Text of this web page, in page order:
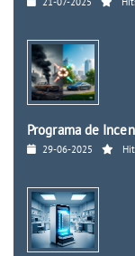
21-07-2025
Programa de
29-06-2025